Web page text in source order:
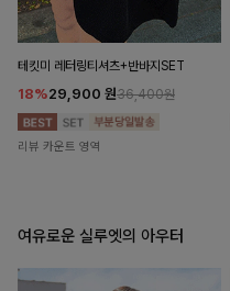
테킷미 레터링티셔츠+반바지SET
18%29,900 원36,400원
리뷰 카운트 영역
여유로운 실루엣의 아우터